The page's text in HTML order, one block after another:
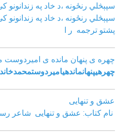
سپېڅلي رنځونه ،د خاد په زندانونو
سپېڅلي رنځونه ،د خاد په
پشتو ترجمه ر ا
چھره ی پنھان مانده ی امیردوست
چھرهیپنھانماندهیامیردوستمحمدخان
عشق و تنهایی
نام کتاب: عشق و تنهایی شاعر